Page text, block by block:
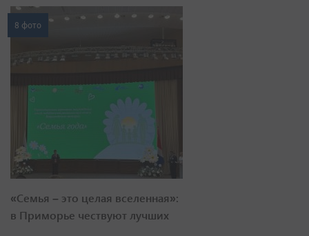
8 фото
«Семья – это целая вселенная»:
в Приморье чествуют лучших